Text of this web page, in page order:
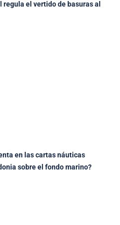
el vertido de basuras al
en las cartas náuticas
sobre el fondo marino?